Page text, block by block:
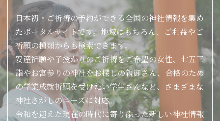
日本初・ご祈祷の予約ができる全国の神社情報を集め
たポータルサイトです。地域はもちろん、ご利益やご
祈願の種類からも検索できます。
安産祈願や子授かりのご祈祷をご希望の女性、七五三
詣やお宮参りの神社をお探しの親御さん、合格のため
の学業成就祈願を受けたい学生さんなど、さまざまな
神社さがしのニーズに対応。
令和を迎えた現在の時代に寄り添った新しい神社情報